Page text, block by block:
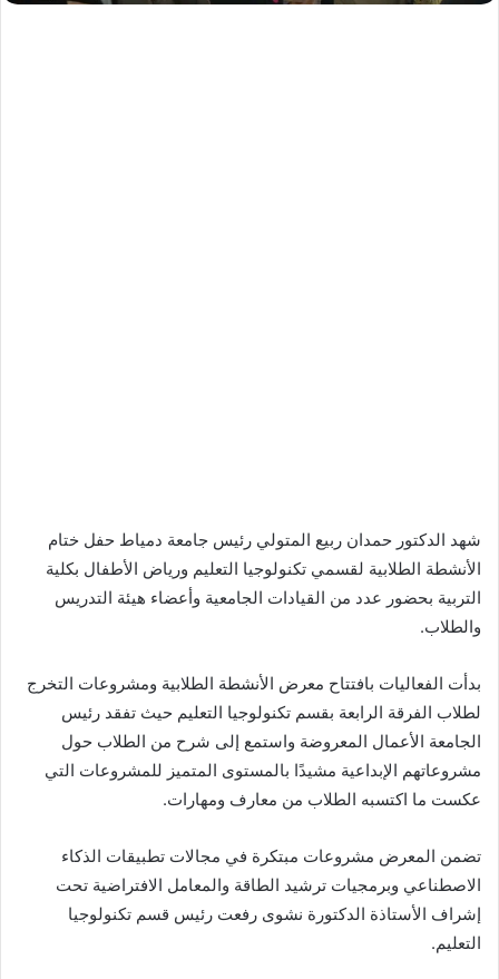
شهد الدكتور حمدان ربيع المتولي رئيس جامعة دمياط حفل ختام
الأنشطة الطلابية لقسمي تكنولوجيا التعليم ورياض الأطفال بكلية
التربية بحضور عدد من القيادات الجامعية وأعضاء هيئة التدريس
والطلاب.
بدأت الفعاليات بافتتاح معرض الأنشطة الطلابية ومشروعات التخرج
لطلاب الفرقة الرابعة بقسم تكنولوجيا التعليم حيث تفقد رئيس
الجامعة الأعمال المعروضة واستمع إلى شرح من الطلاب حول
مشروعاتهم الإبداعية مشيدًا بالمستوى المتميز للمشروعات التي
عكست ما اكتسبه الطلاب من معارف ومهارات.
تضمن المعرض مشروعات مبتكرة في مجالات تطبيقات الذكاء
الاصطناعي وبرمجيات ترشيد الطاقة والمعامل الافتراضية تحت
إشراف الأستاذة الدكتورة نشوى رفعت رئيس قسم تكنولوجيا
التعليم.